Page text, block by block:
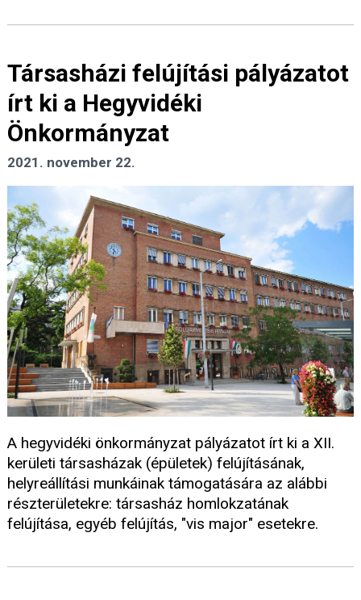
Társasházi felújítási pályázatot
írt ki a Hegyvidéki
Önkormányzat
2021. november 22.
A hegyvidéki önkormányzat pályázatot írt ki a XII.
kerületi társasházak (épületek) felújításának,
helyreállítási munkáinak támogatására az alábbi
részterületekre: társasház homlokzatának
felújítása, egyéb felújítás, "vis major" esetekre.